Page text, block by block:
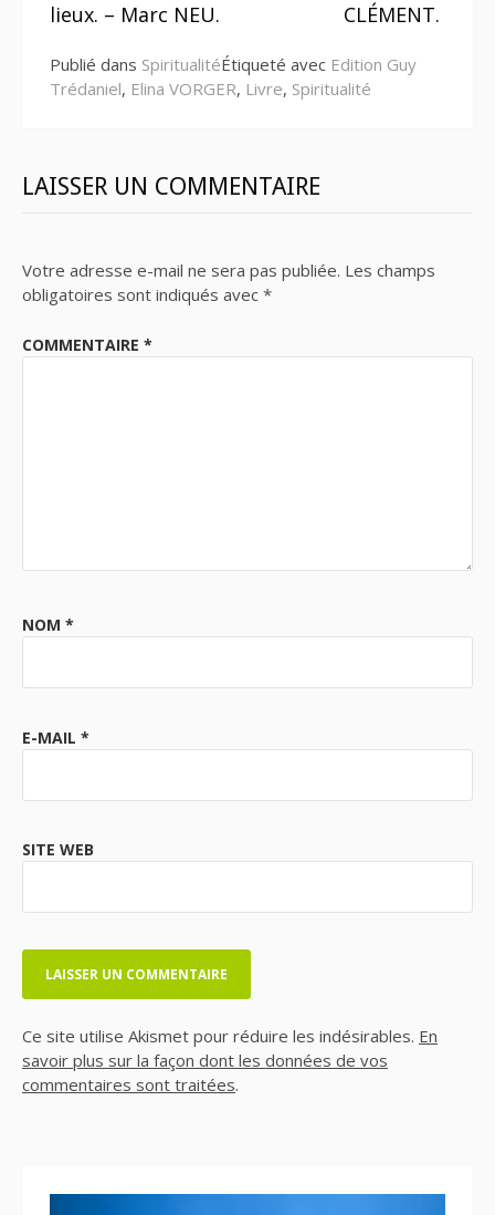
lieux. – Marc NEU.
CLÉMENT.
Publié dans SpiritualitéÉtiqueté avec Edition Guy
Trédaniel, Elina VORGER, Livre, Spiritualité
LAISSER UN COMMENTAIRE
Votre adresse e-mail ne sera pas publiée. Les champs
obligatoires sont indiqués avec *
COMMENTAIRE *
NOM *
E-MAIL *
SITE WEB
Ce site utilise Akismet pour réduire les indésirables. En
savoir plus sur la façon dont les données de vos
commentaires sont traitées.